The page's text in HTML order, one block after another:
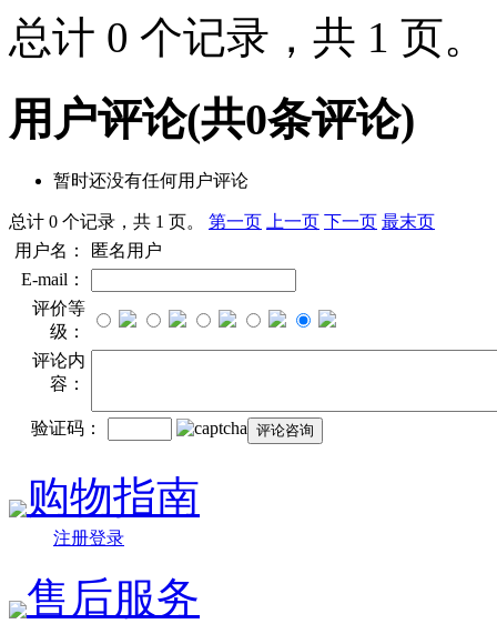
总计 0 个记录，共 1 页。
用户评论(共0条评论)
暂时还没有任何用户评论
总计 0 个记录，共 1 页。 第一页 上一页 下一页 最末页
用户名：
匿名用户
E-mail：
评价等
级：
评论内
容：
验证码：
购物指南
注册登录
售后服务